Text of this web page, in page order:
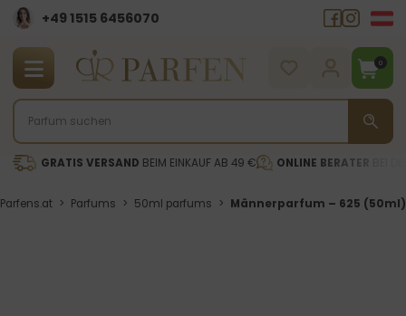
+49 1515 6456070
0
GRATIS VERSAND BEIM EINKAUF AB 49 € ONLINE BERATER
Parfens.at > Parfums > 50ml parfums > Männerparfum – 625 (50ml)